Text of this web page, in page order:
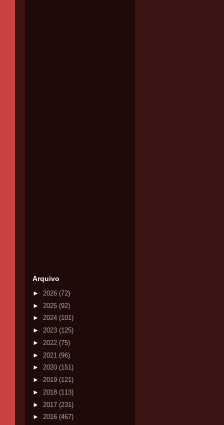
Arquivo
► 2026 (72)
► 2025 (92)
► 2024 (101)
► 2023 (125)
► 2022 (75)
► 2021 (96)
► 2020 (151)
► 2019 (121)
► 2018 (113)
► 2017 (231)
► 2016 (467)